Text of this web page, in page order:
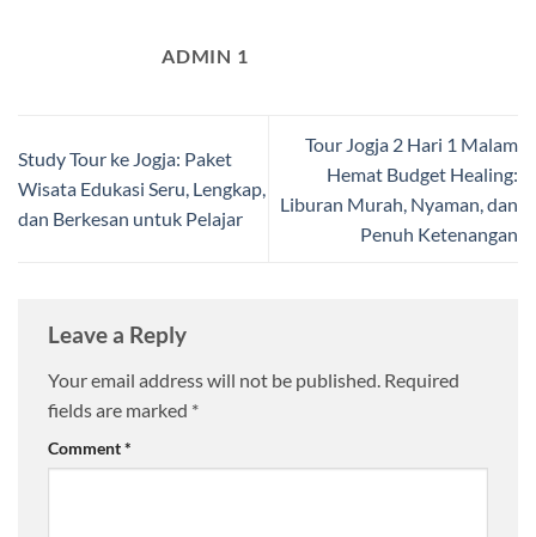
ADMIN 1
Study Tour ke Jogja: Paket
Wisata Edukasi Seru, Lengkap,
dan Berkesan untuk Pelajar
Tour Jogja 2 Hari 1 Malam
Hemat Budget Healing:
Liburan Murah, Nyaman, dan
Penuh Ketenangan
Leave a Reply
Your email address will not be published. Required
fields are marked *
Comment*